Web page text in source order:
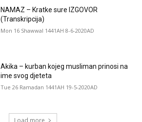
NAMAZ – Kratke sure IZGOVOR
(Transkripcija)
Mon 16 Shawwal 1441AH 8-6-2020AD
Akika – kurban kojeg musliman prinosi na
ime svog djeteta
Tue 26 Ramadan 1441AH 19-5-2020AD